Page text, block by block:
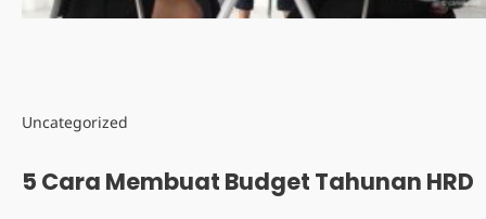
Uncategorized
5 Cara Membuat Budget Tahunan HRD